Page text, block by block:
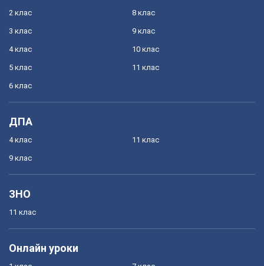
2 клас
3 клас
4 клас
5 клас
6 клас
8 клас
9 клас
10 клас
11 клас
ДПА
4 клас
9 клас
11 клас
ЗНО
11 клас
Онлайн уроки